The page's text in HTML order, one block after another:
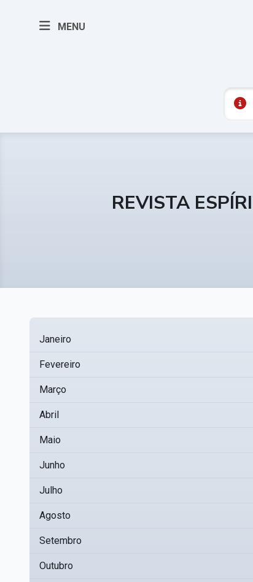
MENU
REVISTA
Janeiro
Fevereiro
Março
Abril
Maio
Junho
Julho
Agosto
Setembro
Outubro